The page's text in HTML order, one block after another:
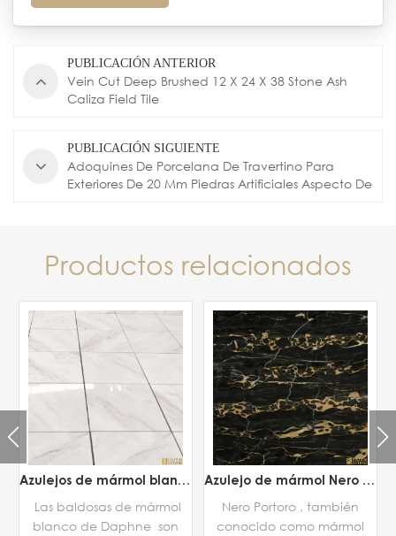
PUBLICACIÓN ANTERIOR
Vein Cut Deep Brushed 12 X 24 X 38 Stone Ash
Caliza Field Tile
PUBLICACIÓN SIGUIENTE
Adoquines De Porcelana De Travertino Para
Exteriores De 20 Mm Piedras Artificiales Aspecto De
Productos relacionados
Azulejo de mármol Nero Portoro
Nero Portoro , también
conocido como mármol
Azulejos de mármol blanco Bianco Carrara
Las baldosas de mármol
blanco de Carrara pueden